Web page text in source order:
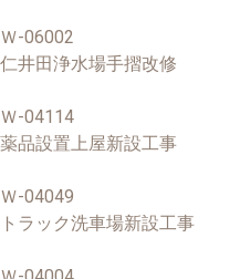
Ｗ-06002
仁井田浄水場手摺改修
Ｗ-04114
薬品設置上屋新設工事
Ｗ-04049
トラック洗車場新設工事